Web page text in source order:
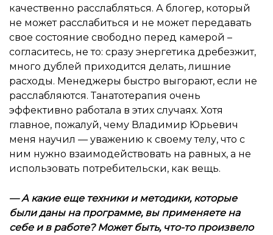
качественно расслабляться. А блогер, который
не может расслабиться и не может передавать
свое состояние свободно перед камерой –
согласитесь, не то: сразу энергетика дребезжит,
много дублей приходится делать, лишние
расходы. Менеджеры быстро выгорают, если не
расслабляются. Танатотерапия очень
эффективно работала в этих случаях. Хотя
главное, пожалуй, чему Владимир Юрьевич
меня научил — уважению к своему телу, что с
ним нужно взаимодействовать на равных, а не
использовать потребительски, как вещь.
—А какие еще техники и методики, которые
были даны на программе, вы применяете на
себе и в работе? Может быть, что-то произвело